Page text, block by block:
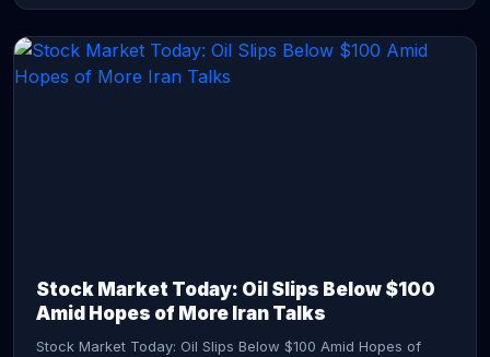
Stock Market Today: Oil Slips Below $100
Amid Hopes of More Iran Talks
Stock Market Today: Oil Slips Below $100 Amid Hopes of